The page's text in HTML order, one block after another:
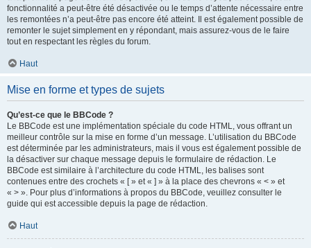
fonctionnalité a peut-être été désactivée ou le temps d’attente nécessaire entre
les remontées n’a peut-être pas encore été atteint. Il est également possible de
remonter le sujet simplement en y répondant, mais assurez-vous de le faire
tout en respectant les règles du forum.
Haut
Mise en forme et types de sujets
Qu’est-ce que le BBCode ?
Le BBCode est une implémentation spéciale du code HTML, vous offrant un
meilleur contrôle sur la mise en forme d’un message. L’utilisation du BBCode
est déterminée par les administrateurs, mais il vous est également possible de
la désactiver sur chaque message depuis le formulaire de rédaction. Le
BBCode est similaire à l’architecture du code HTML, les balises sont
contenues entre des crochets « [ » et « ] » à la place des chevrons « < » et
« > ». Pour plus d’informations à propos du BBCode, veuillez consulter le
guide qui est accessible depuis la page de rédaction.
Haut